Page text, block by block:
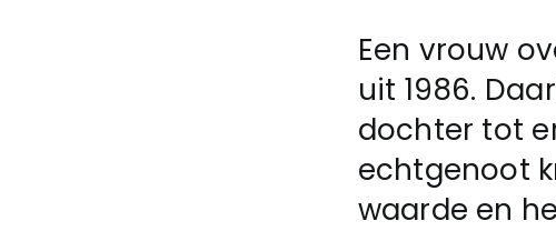
Een vrouw
uit 1986.
dochter tot
echtgenoot
waarde en